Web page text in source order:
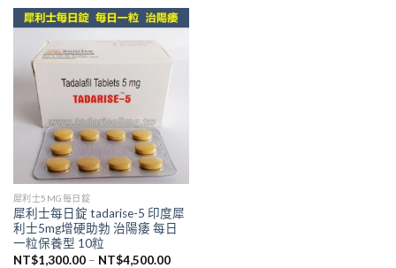
到
NT$4,500.00
犀利士5MG每日錠
犀利士每日錠 tadarise-5 印度犀
利士5mg增硬助勃 治陽痿 每日
一粒保養型 10粒
NT$1,300.00 – NT$4,500.00價